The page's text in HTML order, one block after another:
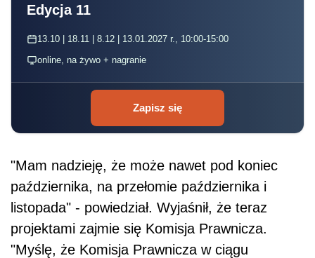
Edycja 11
13.10 | 18.11 | 8.12 | 13.01.2027 r., 10:00-15:00
online, na żywo + nagranie
Zapisz się
"Mam nadzieję, że może nawet pod koniec
października, na przełomie października i
listopada" - powiedział. Wyjaśnił, że teraz
projektami zajmie się Komisja Prawnicza.
"Myślę, że Komisja Prawnicza w ciągu